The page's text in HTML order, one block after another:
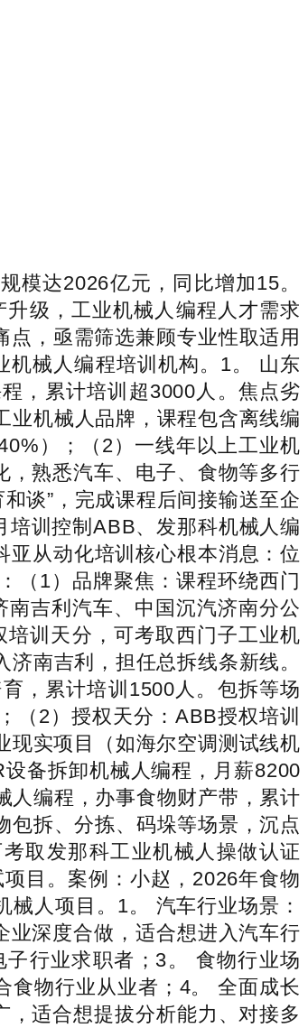
达2026亿元，同比增加15。
级，工业机械人编程人才需求
点，亟需筛选兼顾专业性取适用
机械人编程培训机构。1。 山东
，累计培训超3000人。焦点劣
业机械人品牌，课程包含离线编
）；（2）一线年以上工业机
熟悉汽车、电子、食物等多行
谈”，完成课程后间接输送至企
训控制ABB、发那科机械人编
从动化培训核心根本消息：位
（1）品牌聚焦：课程环绕西门
吉利汽车、中国沉汽济南分公
训天分，可考取西门子工业机
南吉利，担任总拆线条新线。
，累计培训1500人。包拆等场
（2）授权天分：ABB授权培训
实项目（如海尔空调测试线机
备拆卸机械人编程，月薪8200
人编程，办事食物财产带，累计
拆、分拣、码垛等场景，沉点
取发那科工业机械人操做认证
目。案例：小赵，2026年食物
人项目。1。 汽车行业场景：
深度合做，适合想进入汽车行
行业求职者；3。 食物行业场
食物行业从业者；4。 全面成长
适合想提拔分析能力、对接多